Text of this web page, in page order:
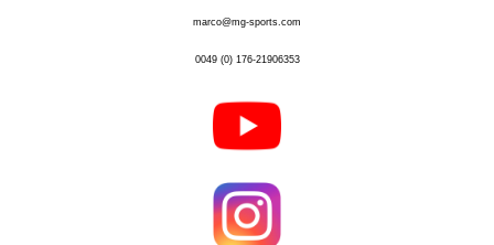
marco@mg-sports.com
0049 (0) 176-21906353